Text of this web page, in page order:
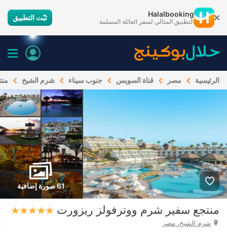
Halalbooking
التطبيق المثالي لسفر العائلة المسلمة ثبّت التطبيق
الرئيسية مصر قناة السويس جنوب سيناء شرم الشيخ
61 صورة إضافية
منتجع سفير شرم ووترفولز ريزورت
شرم الشيخ، مصر